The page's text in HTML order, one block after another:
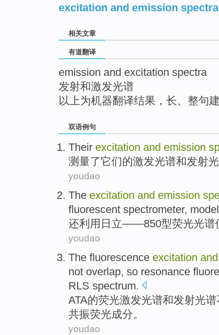
excitation and emission spectra
相关文章
有道翻译
emission and excitation spectra
发射和激发光谱
以上为机器翻译结果，长、整句
双语例句
Their excitation and emission
测量了它们的激发光谱和发射
youdao
The excitation and emission
fluorescent spectrometer,
还利用日立——850型荧光光谱
youdao
The fluorescence excitation and
not overlap, so resonance
RLS spectrum.
ATA的荧光激发光谱和发射光谱
共振荧光成分。
youdao